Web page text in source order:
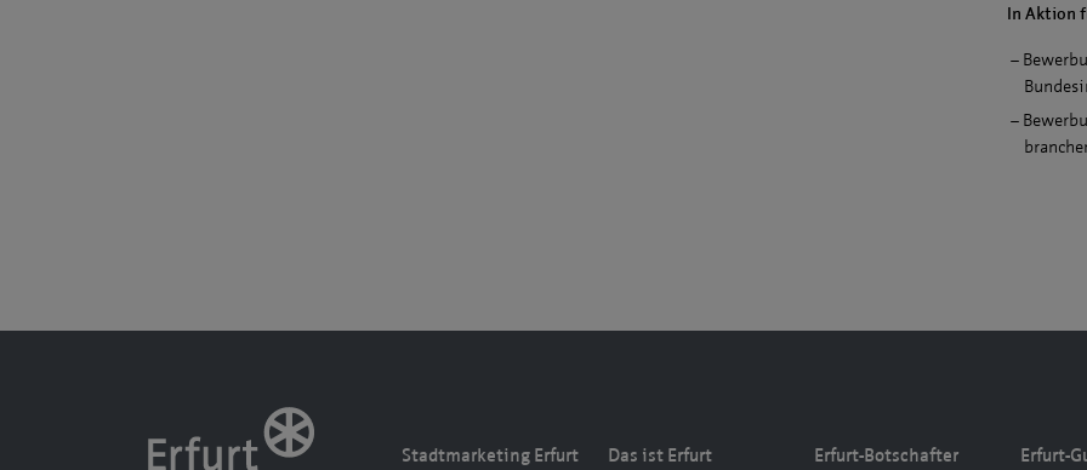
In Aktion
Stadtmarketing Erfurt Das ist Erfurt Erfurt-Botschafter Erfurt-